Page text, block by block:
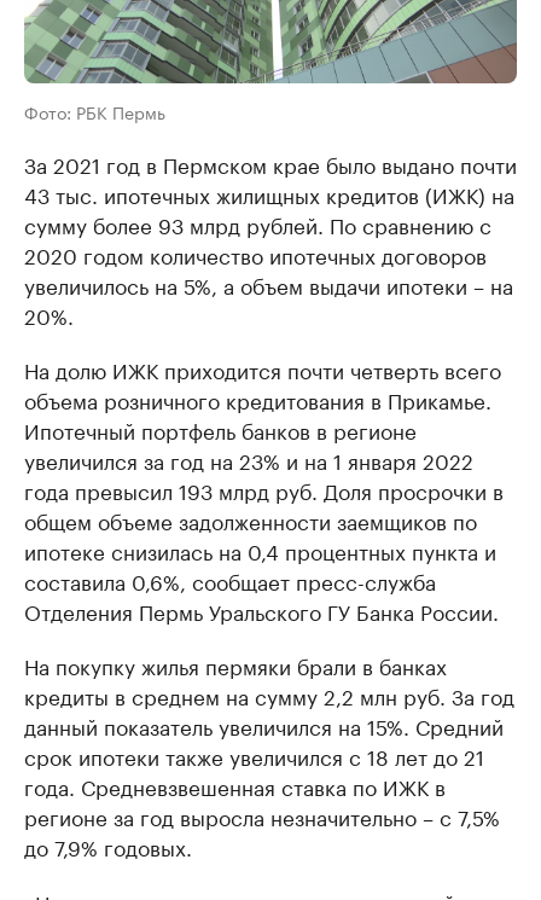
Фото: РБК Пермь
За 2021 год в Пермском крае было выдано почти
43 тыс. ипотечных жилищных кредитов (ИЖК) на
сумму более 93 млрд рублей. По сравнению с
2020 годом количество ипотечных договоров
увеличилось на 5%, а объем выдачи ипотеки – на
20%.
На долю ИЖК приходится почти четверть всего
объема розничного кредитования в Прикамье.
Ипотечный портфель банков в регионе
увеличился за год на 23% и на 1 января 2022
года превысил 193 млрд руб. Доля просрочки в
общем объеме задолженности заемщиков по
ипотеке снизилась на 0,4 процентных пункта и
составила 0,6%, сообщает пресс-служба
Отделения Пермь Уральского ГУ Банка России.
На покупку жилья пермяки брали в банках
кредиты в среднем на сумму 2,2 млн руб. За год
данный показатель увеличился на 15%. Средний
срок ипотеки также увеличился с 18 лет до 21
года. Средневзвешенная ставка по ИЖК в
регионе за год выросла незначительно – с 7,5%
до 7,9% годовых.